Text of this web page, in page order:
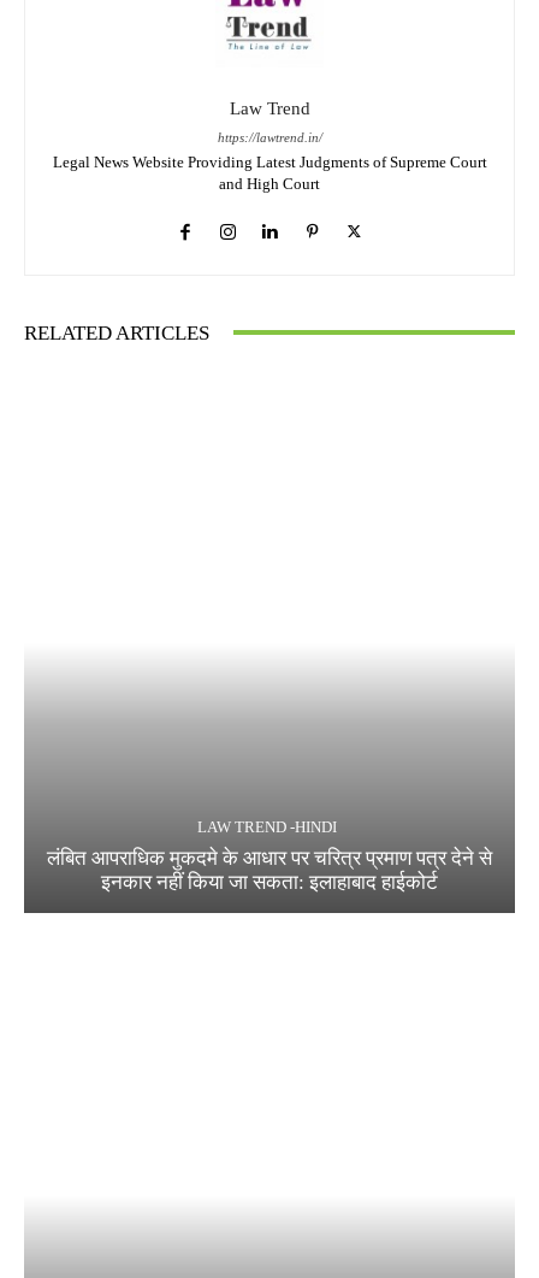
Law Trend
https://lawtrend.in/
Legal News Website Providing Latest Judgments of Supreme Court
and High Court
RELATED ARTICLES
LAW TREND -HINDI
लंबित आपराधिक मुकदमे के आधार पर चरित्र प्रमाण पत्र देने से
इनकार नहीं किया जा सकता: इलाहाबाद हाईकोर्ट